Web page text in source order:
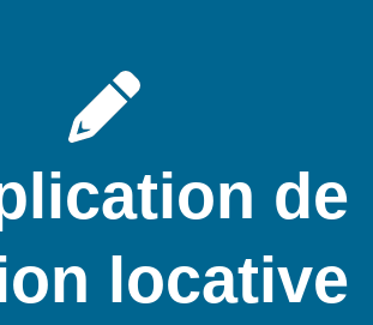
de
locative